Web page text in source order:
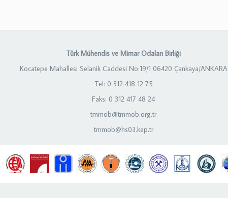
Türk Mühendis ve Mimar Odaları Birliği
Kocatepe Mahallesi Selanik Caddesi No:19/1 06420 Çankaya/ANKARA
Tel: 0 312 418 12 75
Faks: 0 312 417 48 24
tmmob@tmmob.org.tr
tmmob@hs03.kep.tr